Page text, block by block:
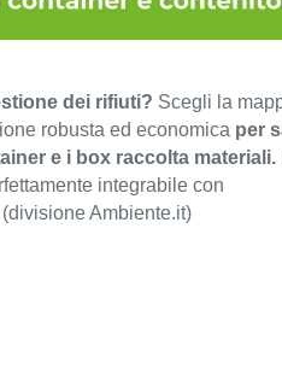
dei rifiuti? Scegli la
robusta ed economica per
e i box raccolta materiali.
integrabile con
Ambiente.it)